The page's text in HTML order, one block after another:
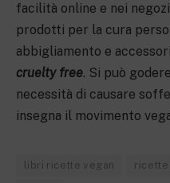
facilità online e nei
prodotti per la cura
abbigliamento e
cruelty free. Si può
necessità di causare
insegna il movimento
libri ricette vegan ricette